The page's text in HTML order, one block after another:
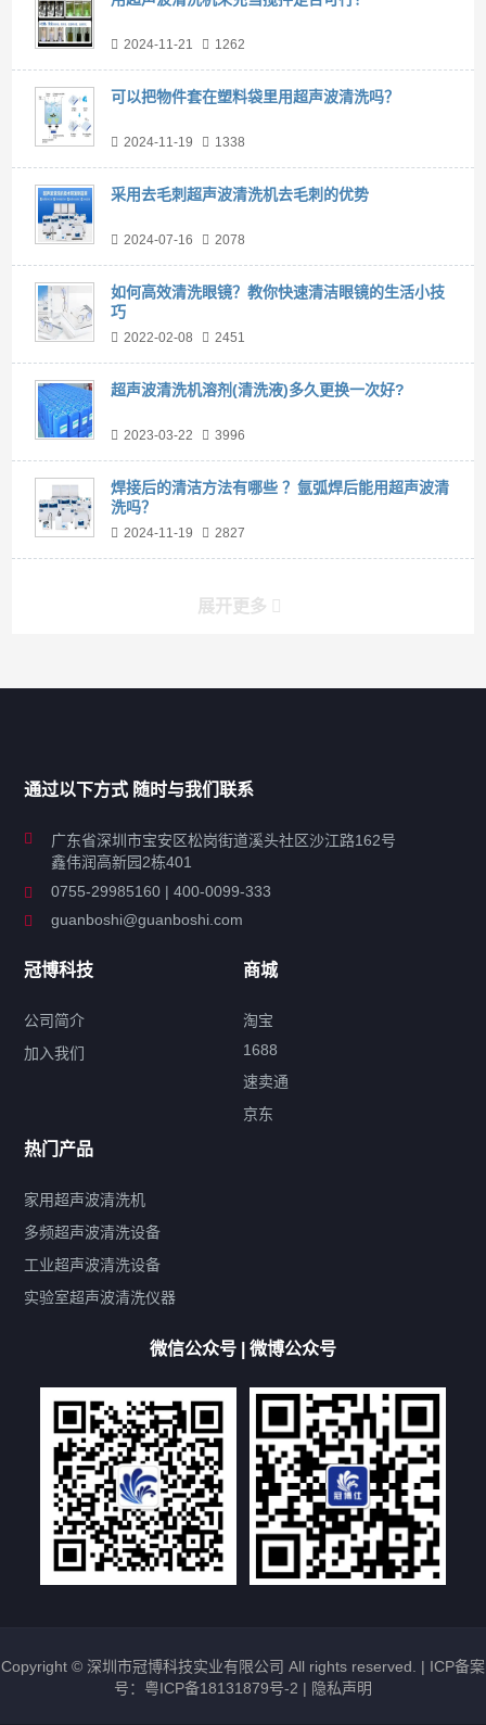
2024-11-21 1262
可以把物件套在塑料袋里用超声波清洗吗？
2024-11-19 1338
采用去毛刺超声波清洗机去毛刺的优势
2024-07-16 2078
如何高效清洗眼镜？教你快速清洁眼镜的生活小技
巧
2022-02-08 2451
超声波清洗机溶剂(清洗液)多久更换一次好?
2023-03-22 3996
焊接后的清洁方法有哪些 ？氩弧焊后能用超声波清
洗吗？
2024-11-19 2827
展开更多
工业超声波清洗设备
特种超声波洗净产品
超声波配件
产品标签
鼓泡 升降 抛动
带加热
功率可调
双波脱气
机械旋钮系列
厨具清洗机
超声波振板
高尔夫球杆清洗机
大型单槽带过滤系列
全自动/半自动系列
客户定制非标机参考
双槽三槽四槽五槽多槽系列
轮胎清洗机
多频 扫频
文章标签
超声波清洗机定制
超声波清洗机除油污
超声波清洗机除锈
超声波清洗机洗眼镜
通过以下方式 随时与我们联系
广东省深圳市宝安区松岗街道溪头社区沙江路162号
鑫伟润高新园2栋401
0755-29985160 | 400-0099-333
guanboshi@guanboshi.com
冠博科技
公司简介
加入我们
商城
淘宝
1688
速卖通
京东
热门产品
家用超声波清洗机
多频超声波清洗设备
工业超声波清洗设备
实验室超声波清洗仪器
微信公众号 | 微博公众号
Copyright © 深圳市冠博科技实业有限公司 All rights reserved. | ICP备案
号：粤ICP备18131879号-2 | 隐私声明